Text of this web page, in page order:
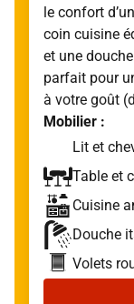
le confort
coin cuisine
et une
parfait pour
à votre goût
Mobilier :
Lit et
Table et
Cuisine
Douche
Volets